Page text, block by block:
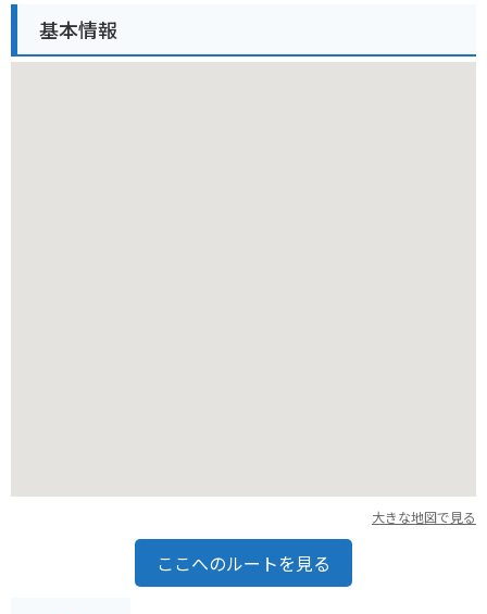
また、豊前市の歴史や文化を紹介するコーナーや、観光案内所
も併設されています。バイクで訪れる場合、駐車場も広く、休
基本情報
大きな地図で見る
ここへのルートを見る